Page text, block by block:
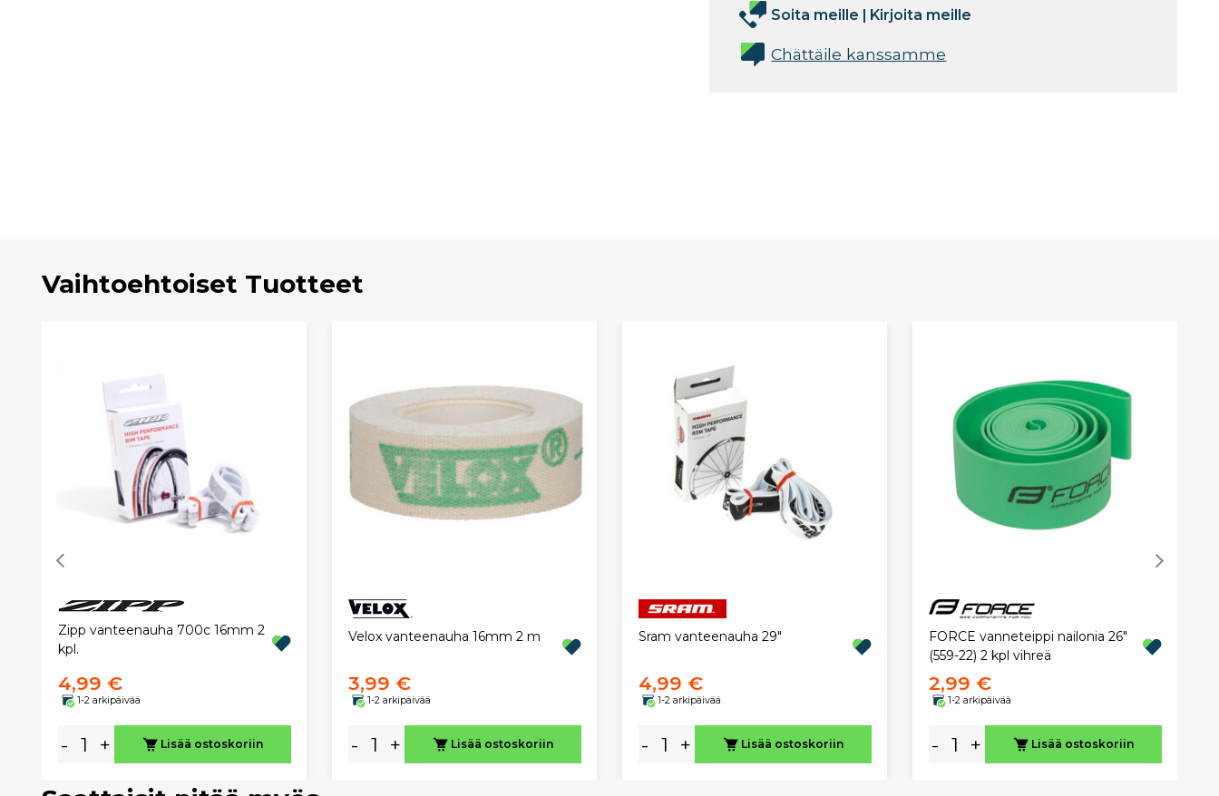
Soita meille | Kirjoita meille
Chättäile kanssamme
Vaihtoehtoiset Tuotteet
Zipp vanteenauha 700c 16mm 2
kpl.
4,99 €
1-2 arkipäivää
- + Lisää ostoskoriin
Velox vanteenauha 16mm 2 m
3,99 €
1-2 arkipäivää
- + Lisää ostoskoriin
Sram vanteenauha 29"
4,99 €
1-2 arkipäivää
- + Lisää ostoskoriin
FORCE vanneteippi nailonia 26"
(559-22) 2 kpl vihreä
2,99 €
1-2 arkipäivää
- + Lisää ostoskoriin